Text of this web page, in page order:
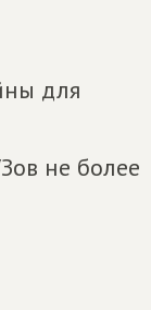
для
не более